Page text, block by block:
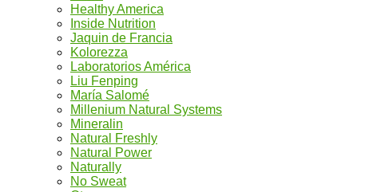
Healthy America
Inside Nutrition
Jaquin de Francia
Kolorezza
Laboratorios América
Liu Fenping
María Salomé
Millenium Natural Systems
Mineralin
Natural Freshly
Natural Power
Naturally
No Sweat